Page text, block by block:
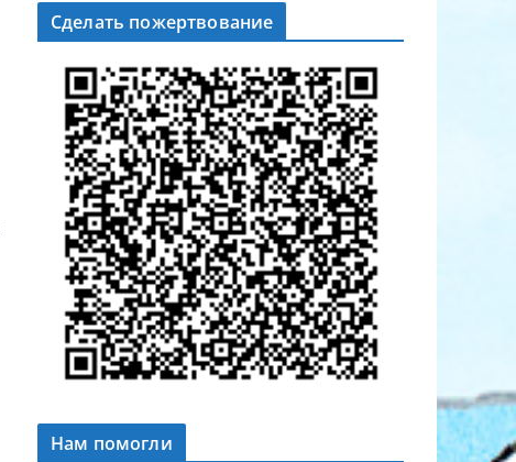
Сделать пожертвование
Нам помогли